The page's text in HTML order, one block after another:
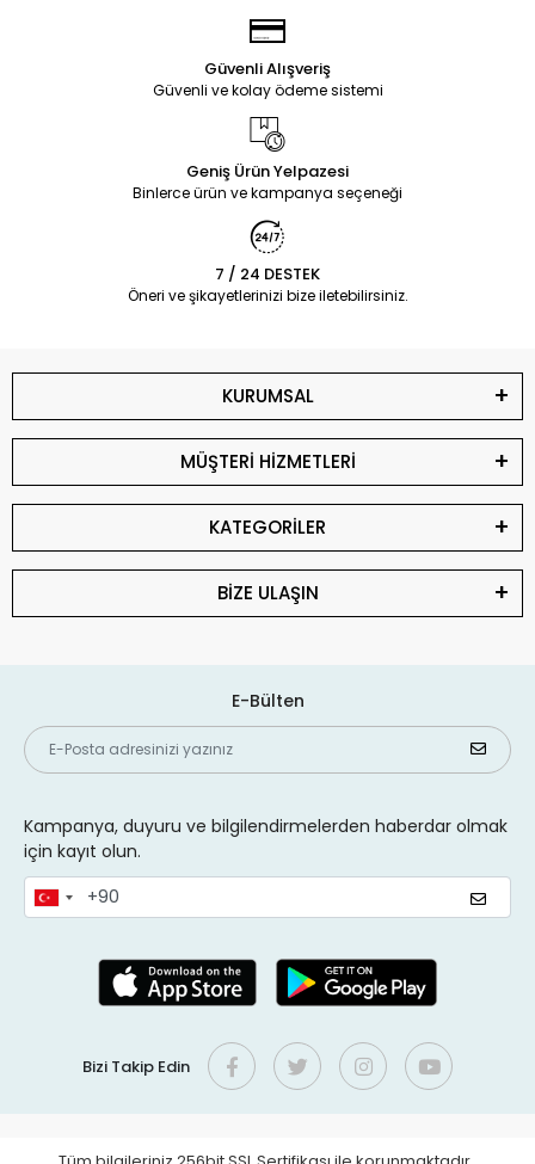
Güvenli Alışveriş
Güvenli ve kolay ödeme sistemi
Geniş Ürün Yelpazesi
Binlerce ürün ve kampanya seçeneği
7 / 24 DESTEK
Öneri ve şikayetlerinizi bize iletebilirsiniz.
KURUMSAL
MÜŞTERİ HİZMETLERİ
KATEGORİLER
BİZE ULAŞIN
E-Bülten
Kampanya, duyuru ve bilgilendirmelerden haberdar olmak
için kayıt olun.
Bizi Takip Edin